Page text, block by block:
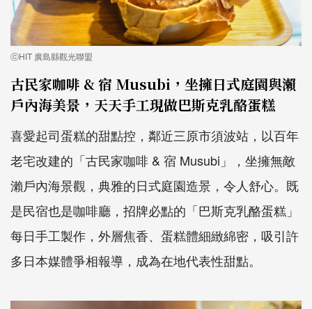
ⓒHIT 廣島縣觀光聯盟
古民家咖啡 & 宿 Musubi，坐擁日式庭園與瀨
戶內海美景，天天手工現做巴斯克乳酪蛋糕
喜愛起司蛋糕的甜點控，鄰近三原市須波站，以百年
老宅改建的「古民家咖啡 & 宿 Musubi」，坐擁無敵
瀨戶內海景觀，典雅的日式庭園造景，令人舒心。既
是民宿也是咖啡廳，招牌必點的「巴斯克乳酪蛋糕」
每日手工製作，外層焦香、蛋糕體細緻綿密，吸引許
多日本媒體爭相報導，成為在地代表性甜點。